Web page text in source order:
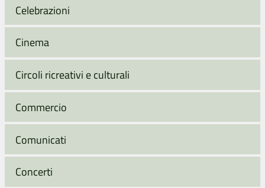
Celebrazioni
Cinema
Circoli ricreativi e culturali
Commercio
Comunicati
Concerti